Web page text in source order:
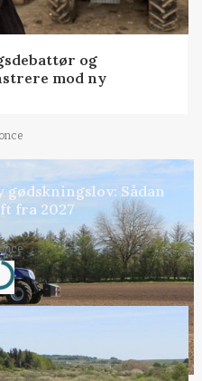
og
mod ny
Sådan
fra 2027